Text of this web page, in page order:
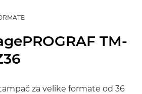
TM-
za velike formate od 36